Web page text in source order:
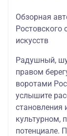
Обзорная
Ростовского
искусств
Радушный,
правом
воротами
услышите
становления
культурном,
потенциале.